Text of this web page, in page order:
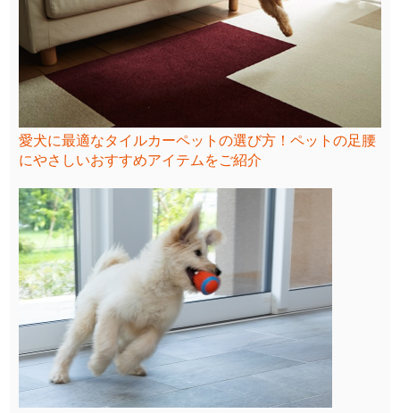
愛犬に最適なタイルカーペットの選び方！ペットの足腰
にやさしいおすすめアイテムをご紹介